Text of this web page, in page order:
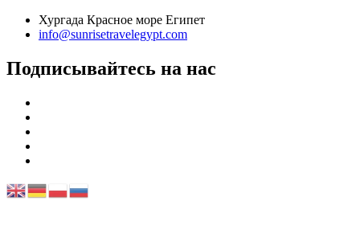
Хургада Красное море Египет
info@sunrisetravelegypt.com
Подписывайтесь на нас